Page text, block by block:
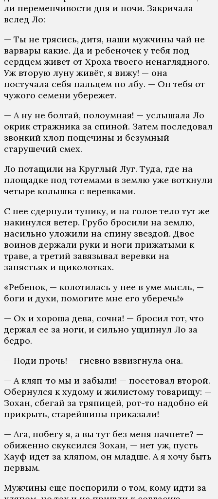
ли переменчивости дня и ночи. Закричала
вслед Ло:
— Ты не трясись, дитя, наши мужчины чай не
варвары какие. Да и ребеночек у тебя под
сердцем живет от Хроха твоего ненаглядного.
Уж вторую луну живёт, я вижу! — она
постучала себя пальцем по лбу. — Он тебя от
чужого семени убережет.
— А ну не болтай, полоумная! — услышала Ло
окрик стражника за спиной. Затем последовал
звонкий хлоп пощечины и безумный
старушечий смех.
Ло потащили на Круглый Луг. Туда, где на
площадке под тотемами в землю уже воткнули
четыре колышка с веревками.
С нее сдернули тунику, и на голое тело тут же
накинулся ветер. Грубо бросили на землю,
насильно уложили на спину звездой. Двое
воинов держали руки и ноги прижатыми к
траве, а третий завязывал веревки на
запястьях и щиколотках.
«Ребенок, — колотилась у нее в уме мысль, —
боги и духи, помогите мне его уберечь!»
— Ох и хороша дева, сочна! — бросил тот, что
держал ее за ноги, и сильно ущипнул Ло за
бедро.
— Поди прочь! — гневно взвизгнула она.
— А кляп-то мы и забыли! — посетовал второй.
Обернулся к худому и жилистому товарищу: —
Зохан, сбегай за тряпицей, рот-то надобно ей
прикрыть, старейшины приказали!
— Ага, побегу я, а вы тут без меня начнете? —
обиженно скуксился Зохан, — нет уж, пусть
Хауф идет за кляпом, он младше. А я хочу быть
первым.
Мужчины еще поспорили о том, кому идти за